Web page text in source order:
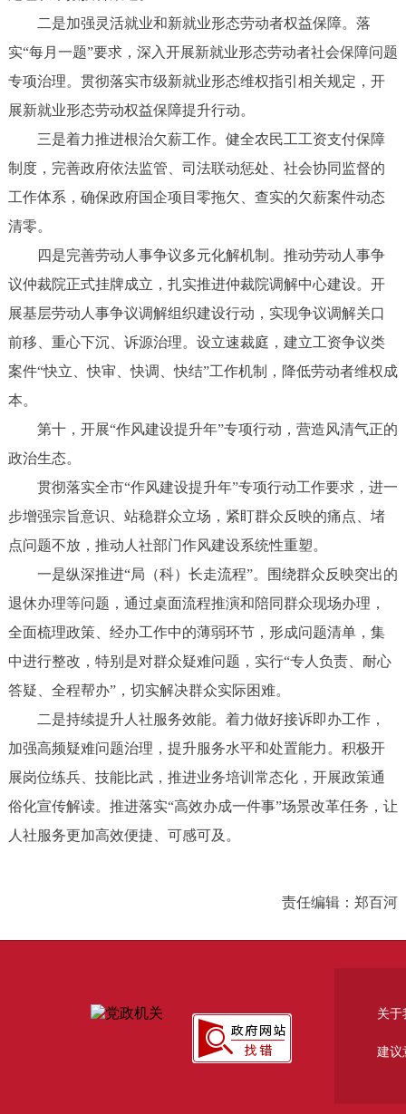
二是加强灵活就业和新就业形态劳动者权益保障。落
实“每月一题”要求，深入开展新就业形态劳动者社会保障问题
专项治理。贯彻落实市级新就业形态维权指引相关规定，开
展新就业形态劳动权益保障提升行动。
三是着力推进根治欠薪工作。健全农民工工资支付保障
制度，完善政府依法监管、司法联动惩处、社会协同监督的
工作体系，确保政府国企项目零拖欠、查实的欠薪案件动态
清零。
四是完善劳动人事争议多元化解机制。推动劳动人事争
议仲裁院正式挂牌成立，扎实推进仲裁院调解中心建设。开
展基层劳动人事争议调解组织建设行动，实现争议调解关口
前移、重心下沉、诉源治理。设立速裁庭，建立工资争议类
案件“快立、快审、快调、快结”工作机制，降低劳动者维权成
本。
第十，开展“作风建设提升年”专项行动，营造风清气正的
政治生态。
贯彻落实全市“作风建设提升年”专项行动工作要求，进一
步增强宗旨意识、站稳群众立场，紧盯群众反映的痛点、堵
点问题不放，推动人社部门作风建设系统性重塑。
一是纵深推进“局（科）长走流程”。围绕群众反映突出的
退休办理等问题，通过桌面流程推演和陪同群众现场办理，
全面梳理政策、经办工作中的薄弱环节，形成问题清单，集
中进行整改，特别是对群众疑难问题，实行“专人负责、耐心
答疑、全程帮办”，切实解决群众实际困难。
二是持续提升人社服务效能。着力做好接诉即办工作，
加强高频疑难问题治理，提升服务水平和处置能力。积极开
展岗位练兵、技能比武，推进业务培训常态化，开展政策通
俗化宣传解读。推进落实“高效办成一件事”场景改革任务，让
人社服务更加高效便捷、可感可及。
责任编辑：郑百河
关于
建议